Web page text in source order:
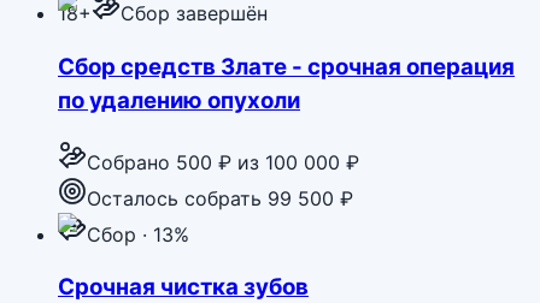
18+
Сбор завершён
Сбор средств Злате - срочная операция
по удалению опухоли
Собрано 500 ₽ из 100 000 ₽
Осталось собрать 99 500 ₽
Сбор · 13%
Срочная чистка зубов